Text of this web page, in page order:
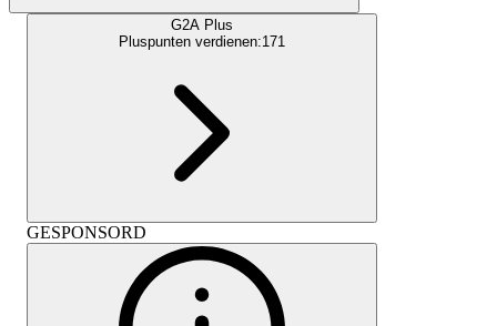
G2A Plus
Pluspunten verdienen:171
GESPONSORD